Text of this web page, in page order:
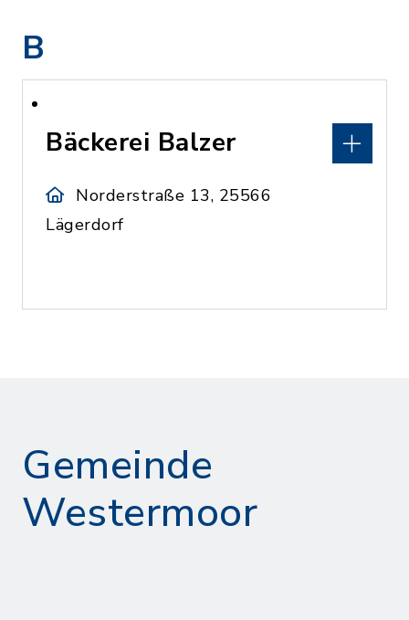
B
Bäckerei Balzer
Norderstraße 13, 25566
Lägerdorf
Gemeinde
Westermoor